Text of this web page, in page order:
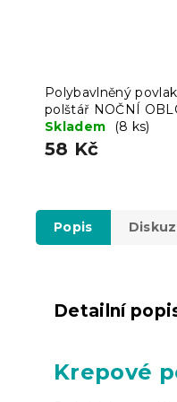
Polybavlněný
polštář NOČNÍ
POLY 70x90 cm,
Skladem (8 ks)
58 Kč
Popis
Detailní
Krepové